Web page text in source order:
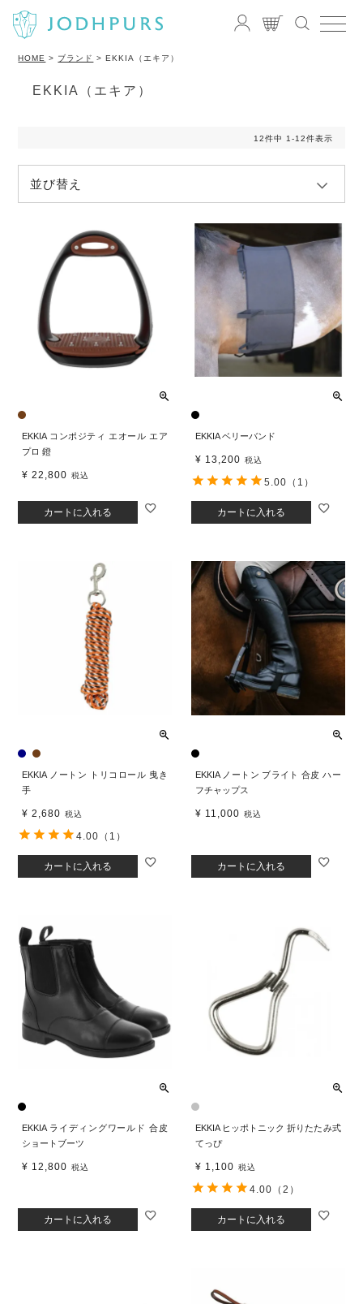
HOME ブランド EKKIA（エキア）
EKKIA（エキア）
並び替え
12件中 1 -12件表示
EKKIA コンポジティ エオール エア
プロ 鐙
¥ 22,800 税込
カートに入れる
EKKIA ベリーバンド
¥ 13,200 税込
カートに入れる
5.00 （1）
EKKIA ノートン トリコロール 曳き
手
¥ 2,680 税込
カートに入れる
4.00 （1）
EKKIA ノートン ブライト 合皮 ハー
フチャップス
¥ 11,000 税込
カートに入れる
EKKIA ライディングワールド 合皮
ショートブーツ
¥ 12,800 税込
カートに入れる
EKKIA ヒッポトニック 折りたたみ式
てっぴ
¥ 1,100 税込
カートに入れる
4.00 （2）